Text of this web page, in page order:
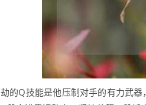
的Q技能是他压制对手的有力武